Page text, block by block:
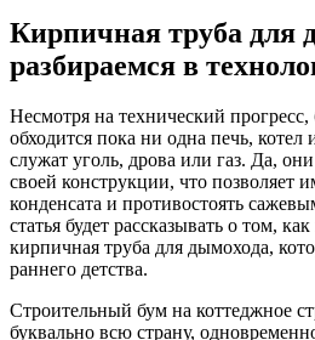
Кирпичная труба для
разбираемся в
Несмотря на технический
обходится пока ни одна печь,
служат уголь, дрова или газ. Да,
своей конструкции, что позволяет
конденсата и противостоять
статья будет рассказывать о том,
кирпичная труба для дымохода,
раннего детства.
Строительный бум на коттеджное
буквально всю страну,